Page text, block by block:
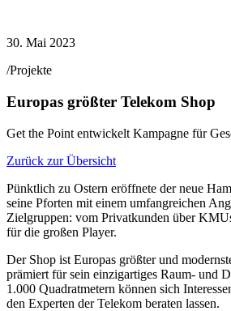
30. Mai 2023
/Projekte
Europas größter Telekom Shop
Get the Point entwickelt Kampagne für
Zurück zur Übersicht
Pünktlich zu Ostern eröffnete der neue
seine Pforten mit einem umfangreichen
Zielgruppen: vom Privatkunden über
für die großen Player.
Der Shop ist Europas größter und
prämiert für sein einzigartiges Raum- und
1.000 Quadratmetern können sich
den Experten der Telekom beraten lassen.